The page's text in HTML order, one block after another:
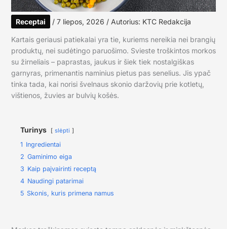
Receptai / 7 liepos, 2026 / Autorius: KTC Redakcija
Kartais geriausi patiekalai yra tie, kuriems nereikia nei brangių
produktų, nei sudėtingo paruošimo. Svieste troškintos morkos
su žirneliais – paprastas, jaukus ir šiek tiek nostalgiškas
garnyras, primenantis naminius pietus pas senelius. Jis ypač
tinka tada, kai norisi švelnaus skonio daržovių prie kotletų,
vištienos, žuvies ar bulvių košės.
Turinys slėpti
1 Ingredientai
2 Gaminimo eiga
3 Kaip paįvairinti receptą
4 Naudingi patarimai
5 Skonis, kuris primena namus